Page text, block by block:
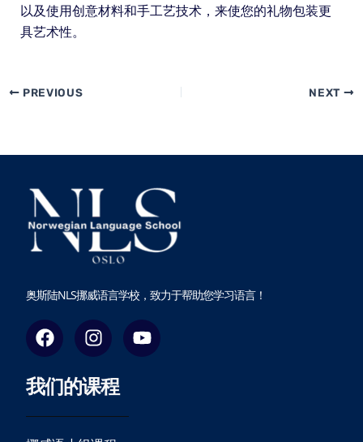
以及使用创意材料和手工艺技术，来使您的礼物包装更
具艺术性。
PREVIOUS NEXT
奥斯陆NLS挪威语言学校，致力于帮助您学习语言！
F
a
c
e
b
o
I
n
s
t
a
g
Y
o
u
我们的课程